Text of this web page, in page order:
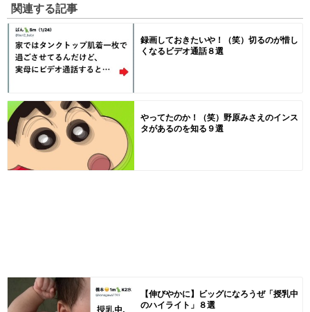
関連する記事
録画しておきたいや！（笑）切るのが惜し
くなるビデオ通話８選
やってたのか！（笑）野原みさえのインス
タがあるのを知る９選
【伸びやかに】ビッグになろうぜ「授乳中
のハイライト」８選